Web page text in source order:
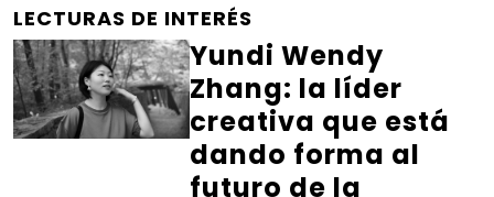
LECTURAS DE INTERÉS
Yundi Wendy
Zhang: la líder
creativa que está
dando forma al
futuro de la